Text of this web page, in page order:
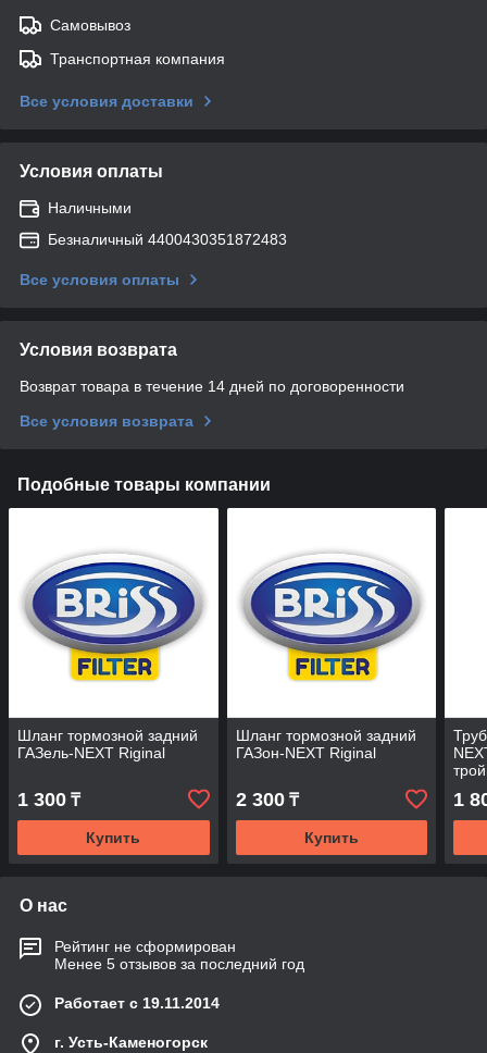
Самовывоз
Транспортная компания
Все условия доставки
Условия оплаты
Наличными
Безналичный 4400430351872483
Все условия оплаты
Условия возврата
Возврат товара в течение 14 дней по договоренности
Все условия возврата
Подобные товары компании
Шланг тормозной задний
ГАЗель-NEXT Riginal
1 300 ₸
Купить
Шланг тормозной задний
ГАЗон-NEXT Riginal
2 300₸
Купить
1
О нас
Рейтинг не сформирован
Менее 5 отзывов за последний год
Работает с 19.11.2014
г. Усть-Каменогорск